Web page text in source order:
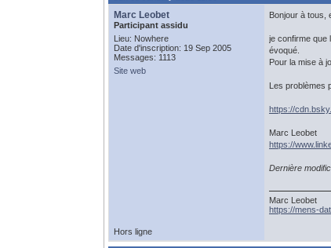
Marc Leobet
Participant assidu
Lieu: Nowhere
Date d'inscription: 19 Sep 2005
Messages: 1113
Site web
Bonjour à tous,
je confirme que
évoqué.
Pour la mise à
Les problèmes
https://
Marc Leobet
https://
Dernière
Marc Leobet
https://mens-
Hors ligne